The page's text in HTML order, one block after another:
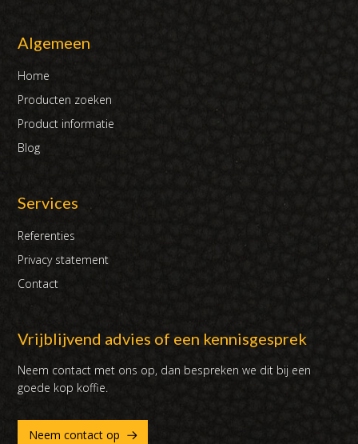
Algemeen
Home
Producten zoeken
Product informatie
Blog
Services
Referenties
Privacy statement
Contact
Vrijblijvend advies of een kennisgesprek
Neem contact met ons op, dan bespreken we dit bij een
goede kop koffie.
Neem contact op